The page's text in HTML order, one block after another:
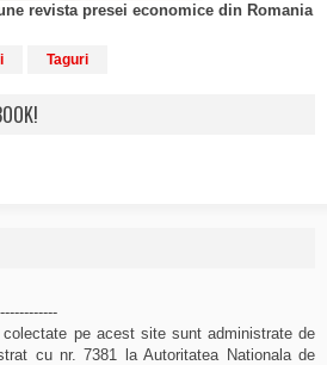
revista presei economice din Romania
Taguri
pe acest site sunt administrate de
cu nr. 7381 la Autoritatea Nationala de